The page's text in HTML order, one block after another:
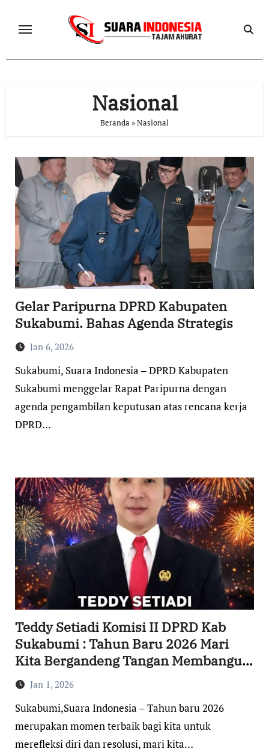
Nasional
Beranda »Nasional
Gelar Paripurna DPRD Kabupaten
Sukabumi. Bahas Agenda Strategis
Jan 6, 2026
Sukabumi, Suara Indonesia – DPRD Kabupaten
Sukabumi menggelar Rapat Paripurna dengan
agenda pengambilan keputusan atas rencana kerja
DPRD…
Teddy Setiadi Komisi II DPRD Kab
Sukabumi : Tahun Baru 2026 Mari
Kita Bergandeng Tangan Membangun
Kabupaten Sukabumi Yang Lebih Baik
Jan 1, 2026
Sukabumi,Suara Indonesia – Tahun baru 2026
merupakan momen terbaik bagi kita untuk
merefleksi diri dan resolusi, mari kita…